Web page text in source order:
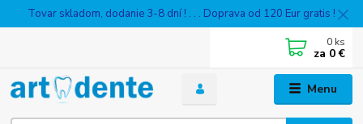
Tovar skladom, dodanie 3-8 dní ! . . . Doprava od 120 Eur gratis !
Menu
0 ks
za 0 €